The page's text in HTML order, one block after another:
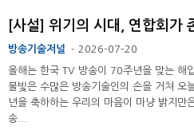
[사설] 위기의 시대, 연합회가
방송기술저널 - 2026-07-20
올해는 한국 TV 방송이 70주년을 맞는 해
불빛은 수많은 방송기술인의 손을 거쳐 오
년을 축하하는 우리의 마음이 마냥 밝지만
송...